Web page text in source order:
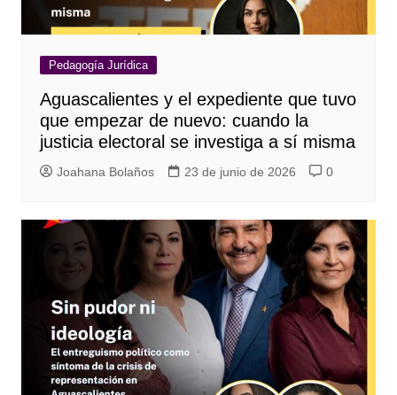
Pedagogía Jurídica
Aguascalientes y el expediente que tuvo
que empezar de nuevo: cuando la
justicia electoral se investiga a sí misma
Joahana Bolaños 23 de junio de 2026 0